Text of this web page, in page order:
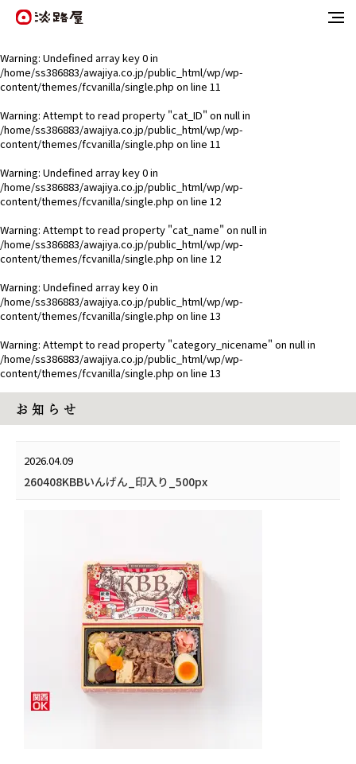
Warning: Undefined array key 0 in
/home/ss386883/awajiya.co.jp/public_html/wp/wp-
content/themes/fcvanilla/single.php on line 11
Warning: Attempt to read property "cat_ID" on null in
/home/ss386883/awajiya.co.jp/public_html/wp/wp-
content/themes/fcvanilla/single.php on line 11
Warning: Undefined array key 0 in
/home/ss386883/awajiya.co.jp/public_html/wp/wp-
content/themes/fcvanilla/single.php on line 12
Warning: Attempt to read property "cat_name" on null in
/home/ss386883/awajiya.co.jp/public_html/wp/wp-
content/themes/fcvanilla/single.php on line 12
Warning: Undefined array key 0 in
/home/ss386883/awajiya.co.jp/public_html/wp/wp-
content/themes/fcvanilla/single.php on line 13
Warning: Attempt to read property "category_nicename" on null in
/home/ss386883/awajiya.co.jp/public_html/wp/wp-
content/themes/fcvanilla/single.php on line 13
お 知 ら せ
2026.04.09
260408KBBいんげん_印入り_500px